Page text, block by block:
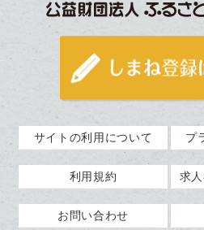
サイトの利用について プ
利用規約 求
お問い合わせ